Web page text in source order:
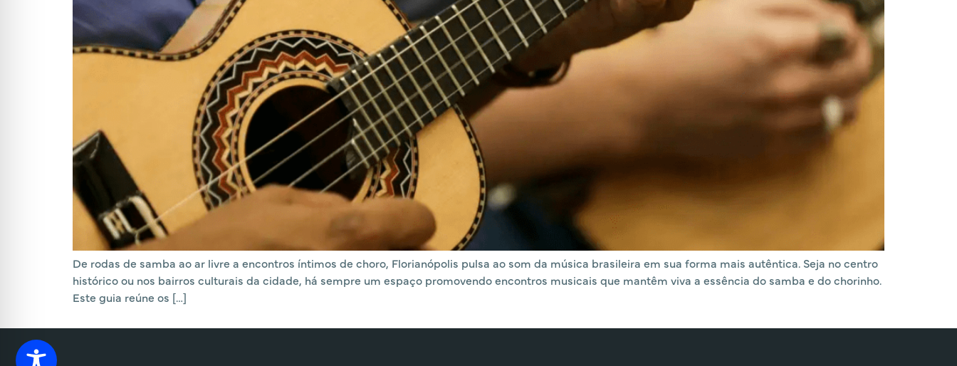
De rodas de samba ao ar livre a encontros íntimos de choro, Florianópolis pulsa ao som da música brasileira em sua forma mais autêntica. Seja no centro
histórico ou nos bairros culturais da cidade, há sempre um espaço promovendo encontros musicais que mantêm viva a essência do samba e do chorinho.
Este guia reúne os […]